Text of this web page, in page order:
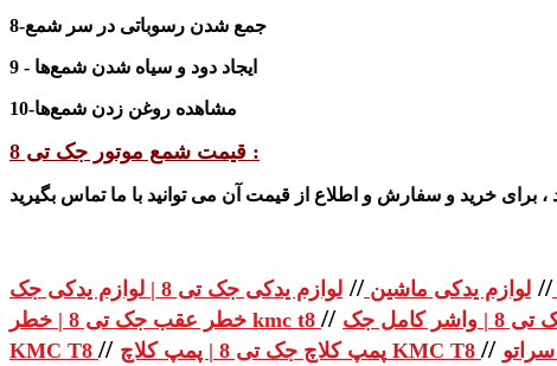
8- جمع شدن رسوباتی در سر شمع
9 - ایجاد دود و سیاه شدن شمع‌ها
10- مشاهده روغن زدن شمع‌ها
قیمت شمع موتور جک تی 8 :
// لوازم یدکی ماشین //
خطر عقب جک تی 8 | خطر kmc t8 //
KMC T8 // پمپ کلاچ جک تی 8 | پمپ کلاچ KMC T8 //